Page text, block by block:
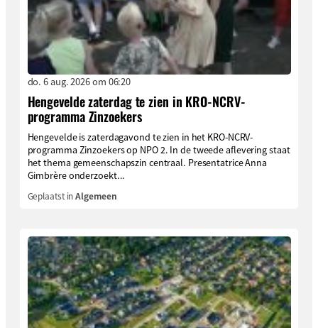
do. 6 aug. 2026 om 06:20
Hengevelde zaterdag te zien in KRO-NCRV-
programma Zinzoekers
Hengevelde is zaterdagavond te zien in het KRO-NCRV-
programma Zinzoekers op NPO 2. In de tweede aflevering staat
het thema gemeenschapszin centraal. Presentatrice Anna
Gimbrère onderzoekt...
Geplaatst inAlgemeen